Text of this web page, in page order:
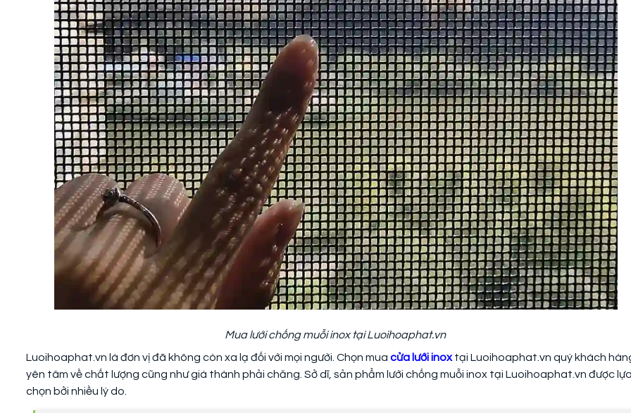
Mua lưới chống muỗi inox tại Luoihoaphat.vn
Luoihoaphat.vn là đơn vị đã không còn xa lạ đối với mọi người. Chọn mua cửa lưới inoxtại Luoihoaphat.vn quý khách
yên tâm về chất lượng cũng như giá thành phải chăng. Sở dĩ, sản phẩm lưới chống muỗi inox tại Luoihoaphat.vn được lựa
chọn bởi nhiều lý do.